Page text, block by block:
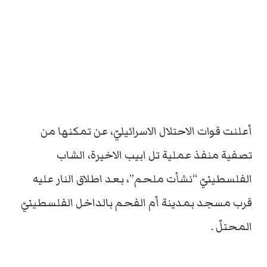
أعلنت قوات الاحتلال الاسرائيليّ، عن تمكنها من
تصفية منفذ عملية تل ابيب الاخيرة، الشاب
الفلسطينيّ “نشأت ملحم”، بعد اطلاق النار عليه
قرب مسجد بمدينة أم الفحم بالداخل الفلسطينيّ
المحتلّ .